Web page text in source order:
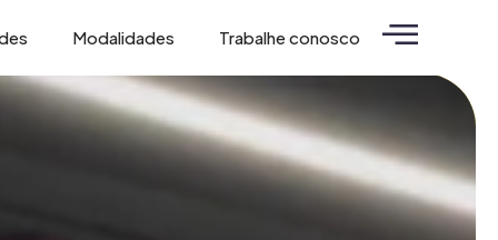
Modalidades Trabalhe conosco